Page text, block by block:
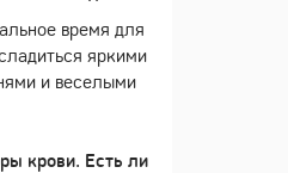
время для
яркими
и веселыми
крови. Есть ли